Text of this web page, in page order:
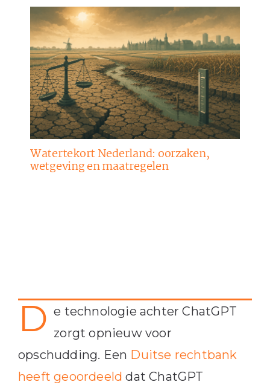
Watertekort Nederland: oorzaken,
wetgeving en maatregelen
D e technologie achter ChatGPT
zorgt opnieuw voor
opschudding. Een Duitse rechtbank
heeft geoordeeld dat ChatGPT